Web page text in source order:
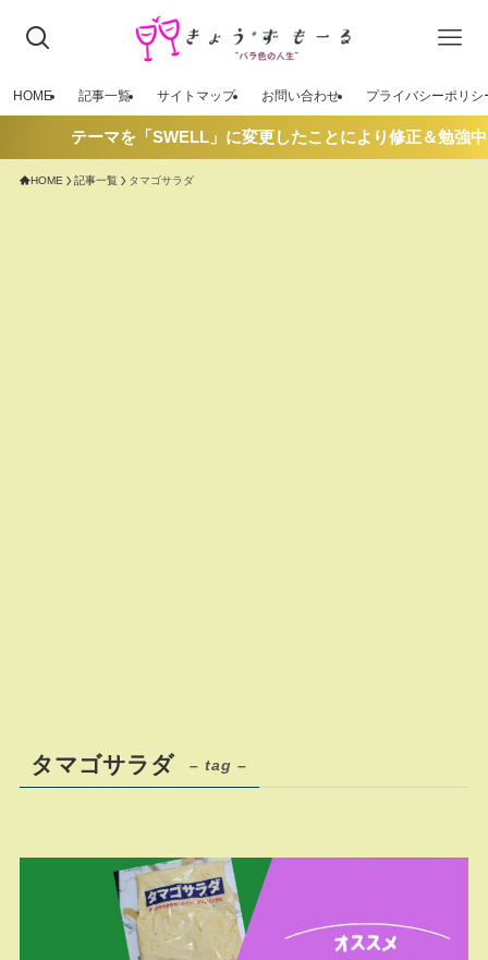
HOME 記事一覧 サイトマップ お問い合わせ プライバシーポリシ
テーマを「SWELL」に変更したことにより修正＆勉強中
HOME 記事一覧 タマゴサラダ
タマゴサラダ – tag –